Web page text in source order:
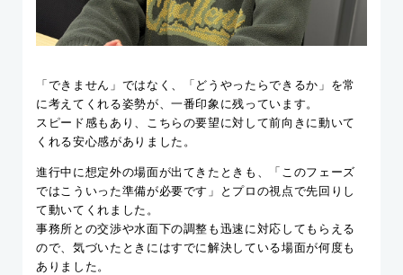
「できません」ではなく、「どうやったらできるか」を常
に考えてくれる姿勢が、一番印象に残っています。
スピード感もあり、こちらの要望に対して前向きに動いて
くれる安心感がありました。
進行中に想定外の場面が出てきたときも、「このフェーズ
ではこういった準備が必要です」とプロの視点で先回りし
て動いてくれました。
事務所との交渉や水面下の調整も迅速に対応してもらえる
ので、気づいたときにはすでに解決している場面が何度も
ありました。